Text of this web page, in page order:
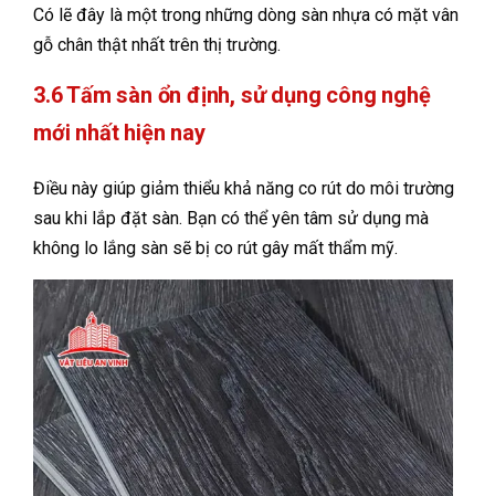
Có lẽ đây là một trong những dòng sàn nhựa có mặt vân
gỗ chân thật nhất trên thị trường.
3.6 Tấm sàn ổn định, sử dụng công nghệ
mới nhất hiện nay
Điều này giúp giảm thiểu khả năng co rút do môi trường
sau khi lắp đặt sàn. Bạn có thể yên tâm sử dụng mà
không lo lắng sàn sẽ bị co rút gây mất thẩm mỹ.